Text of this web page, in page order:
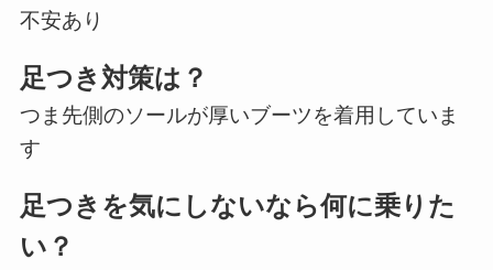
不安あり
足つき対策は？
つま先側のソールが厚いブーツを着用していま
す
足つきを気にしないなら何に乗りた
い？